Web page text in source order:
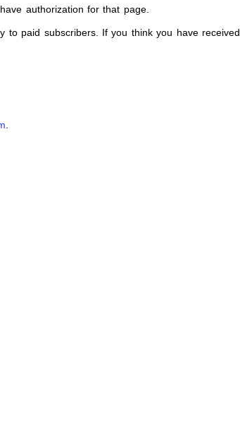
authorization for that page.
to paid subscribers. If you think you have